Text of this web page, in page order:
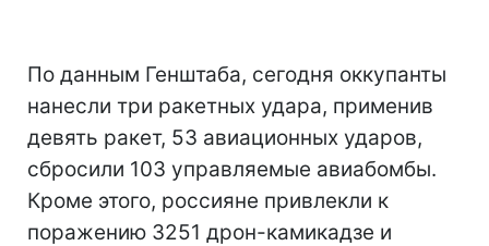
По данным Генштаба, сегодня оккупанты
нанесли три ракетных удара, применив
девять ракет, 53 авиационных ударов,
сбросили 103 управляемые авиабомбы.
Кроме этого, россияне привлекли к
поражению 3251 дрон-камикадзе и